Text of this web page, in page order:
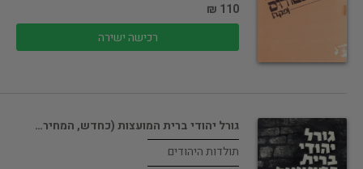
110 ₪
רכישה ישירה
גורל יהודי ברית המועצות (כחדש, המחיר…
תולדות היהודים